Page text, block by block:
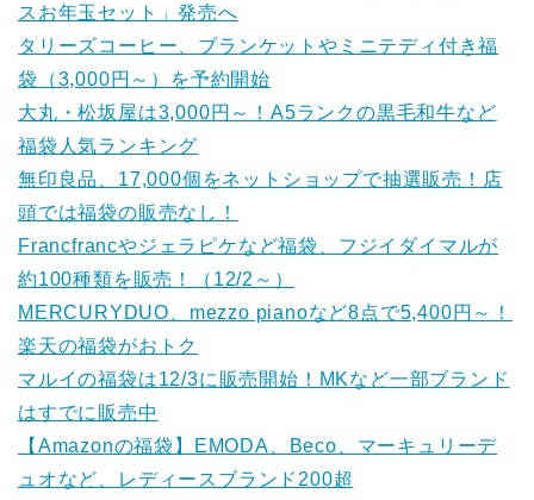
スお年玉セット」発売へ
タリーズコーヒー、ブランケットやミニテディ付き福
袋（3,000円～）を予約開始
大丸・松坂屋は3,000円～！A5ランクの黒毛和牛など
福袋人気ランキング
無印良品、17,000個をネットショップで抽選販売！店
頭では福袋の販売なし！
Francfrancやジェラピケなど福袋、フジイダイマルが
約100種類を販売！（12/2～）
MERCURYDUO、mezzo pianoなど8点で5,400円～！
楽天の福袋がおトク
マルイの福袋は12/3に販売開始！MKなど一部ブランド
はすでに販売中
【Amazonの福袋】EMODA、Beco、マーキュリーデ
ュオなど、レディースブランド200超